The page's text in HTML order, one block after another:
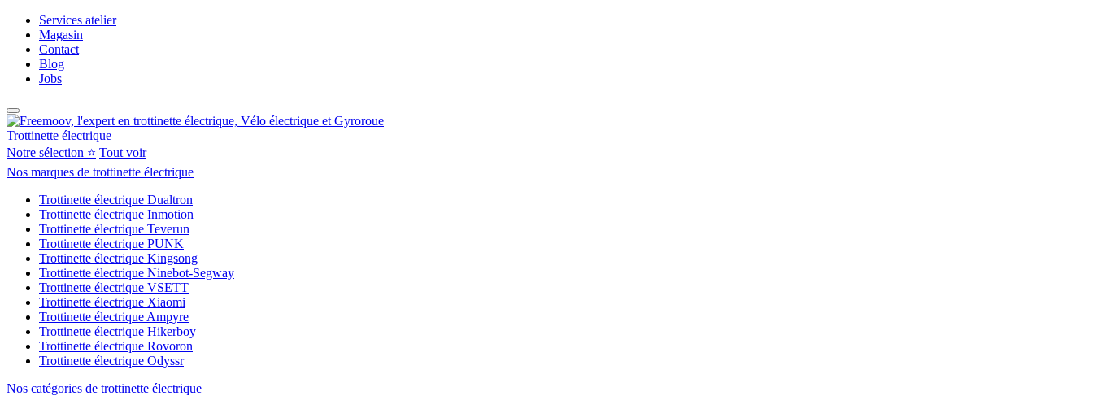
Services atelier
Magasin
Contact
Blog
Jobs
Trottinette électrique
Notre sélection ⭐ Tout voir
Nos marques de trottinette électrique
Trottinette électrique Dualtron
Trottinette électrique Inmotion
Trottinette électrique Teverun
Trottinette électrique PUNK
Trottinette électrique Kingsong
Trottinette électrique Ninebot-Segway
Trottinette électrique VSETT
Trottinette électrique Xiaomi
Trottinette électrique Ampyre
Trottinette électrique Hikerboy
Trottinette électrique Rovoron
Trottinette électrique Odyssr
Nos catégories de trottinette électrique